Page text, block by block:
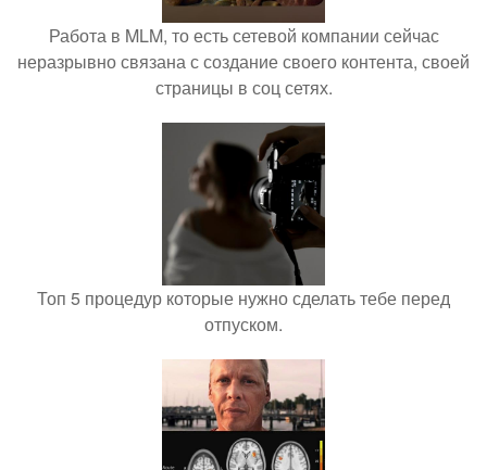
Работа в MLM, то есть сетевой компании сейчас
неразрывно связана с создание своего контента, своей
страницы в соц сетях.
Топ 5 процедур которые нужно сделать тебе перед
отпуском.